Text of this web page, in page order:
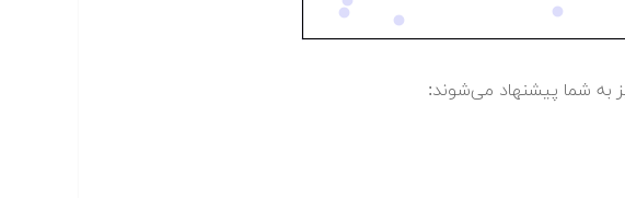
به شما پیشنهاد می‌شوند: